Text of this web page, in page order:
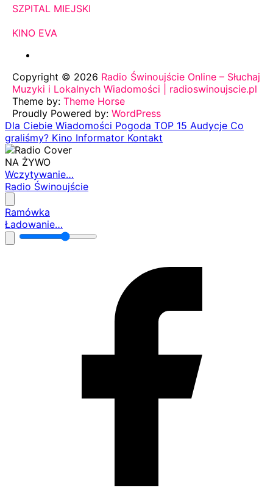
SZPITAL MIEJSKI
KINO EVA
Copyright © 2026 Radio Świnoujście Online – Słuchaj
Muzyki i Lokalnych Wiadomości | radioswinoujscie.pl
Theme by: Theme Horse
Proudly Powered by: WordPress
Dla Ciebie Wiadomości Pogoda TOP 15 Audycje Co
graliśmy? Kino Informator Kontakt
NA ŻYWO
Wczytywanie…
Radio Świnoujście
Ramówka
Ładowanie…